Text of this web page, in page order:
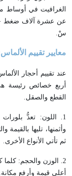
الغرافيت في
سْ.
معايير تقييم
عند تقييم أحجار
أربع خصائص رئيسة
القطع والصقل.
1. اللون: تعدُّ
وأثمنها، تليها
ثم تأتي الأنواع الأخرى.
2. الوزن والحجم:
أعلى قيمة وأرفع